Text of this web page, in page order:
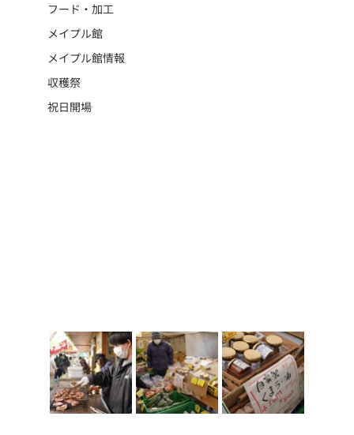
フード・加工
メイプル館
メイプル館情報
収穫祭
祝日開場